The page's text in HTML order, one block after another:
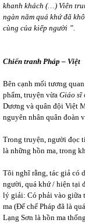
khanh khách (…) Viên
ngàn năm quá khứ đã
cùng của kiếp người ”.
Chiến tranh Pháp – Việt
Bên cạnh mối tương
phẩm, truyện vừa Giáo sĩ
Dương và quân đội Việt
nguyên nhân quân đoàn
Trong truyện, người đọc
là những hồn ma, trong
Tôi nghĩ rằng, tác giả có
người, quá khứ / hiện tại
lý giải: Có phải vào giữa
ma (Đế chế Pháp đã là
Lạng Sơn là hồn ma